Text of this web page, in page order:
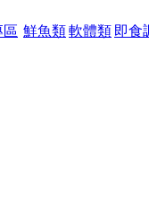
區 鮮魚類軟體類 即食